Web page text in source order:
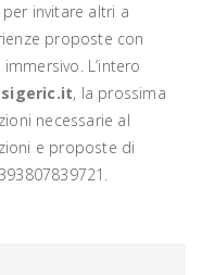
per invitare altri a
proposte con
L’intero
, la prossima
necessarie al
e proposte di